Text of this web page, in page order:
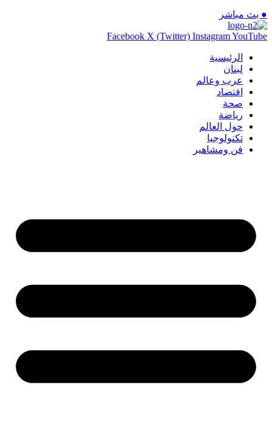
● بث مباشر
Facebook X (Twitter) InstagramYouTube
الرئيسية
لبنان
عرب وعالم
اقتصاد
صحة
رياضة
حول العالم
تكنولوجيا
فن ومشاهير